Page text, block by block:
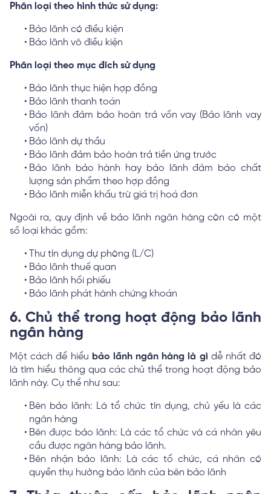
Phân loại theo hình thức sử dụng:
Bảo lãnh có điều kiện
Bảo lãnh vô điều kiện
Phân loại theo mục đích sử dụng
Bảo lãnh thực hiện hợp đồng
Bảo lãnh thanh toán
Bảo lãnh đảm bảo hoàn trả vốn vay (Bảo lãnh vay
vốn)
Bảo lãnh dự thầu
Bảo lãnh đảm bảo hoàn trả tiền ứng trước
Bảo lãnh bảo hành hay bảo lãnh đảm bảo chất
lượng sản phẩm theo hợp đồng
Bảo lãnh miễn khấu trừ giá trị hoá đơn
Ngoài ra, quy định về bảo lãnh ngân hàng còn có một
số loại khác gồm:
Thư tín dụng dự phòng (L/C)
Bảo lãnh thuế quan
Bảo lãnh hối phiếu
Bảo lãnh phát hành chứng khoán
6. Chủ thể trong hoạt động bảo lãnh
ngân hàng
Một cách để hiểu bảo lãnh ngân hàng là gì dễ nhất đó
là tìm hiểu thông qua các chủ thể trong hoạt động bảo
lãnh này. Cụ thể như sau:
Bên bảo lãnh: Là tổ chức tín dụng, chủ yếu là các
ngân hàng
Bên được bảo lãnh: Là các tổ chức và cá nhân yêu
cầu được ngân hàng bảo lãnh.
Bên nhận bảo lãnh: Là các tổ chức, cá nhân có
quyền thụ hưởng bảo lãnh của bên bảo lãnh